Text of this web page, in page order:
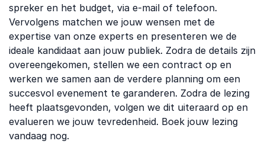
spreker en het budget, via e-mail of telefoon.
Vervolgens matchen we jouw wensen met de
expertise van onze experts en presenteren we de
ideale kandidaat aan jouw publiek. Zodra de details zijn
overeengekomen, stellen we een contract op en
werken we samen aan de verdere planning om een
succesvol evenement te garanderen. Zodra de lezing
heeft plaatsgevonden, volgen we dit uiteraard op en
evalueren we jouw tevredenheid. Boek jouw lezing
vandaag nog.